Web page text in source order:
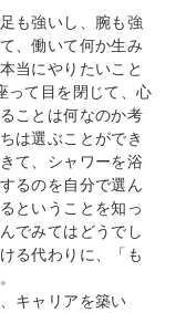
も強いし、腕も強
、働いて何か生み
当にやりたいこと
って目を閉じて、心
ことは何なのか考
は選ぶことができ
て、シャワーを浴
るのを自分で選ん
ということを知っ
でみてはどうでし
る代わりに、「も
キャリアを築い